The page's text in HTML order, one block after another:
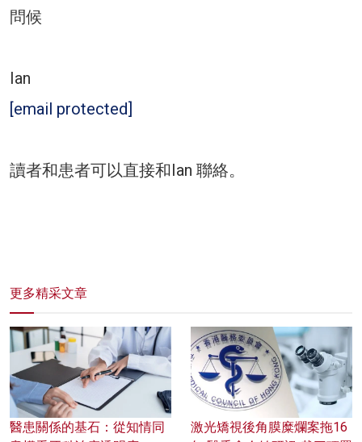
問候
Ian
[email protected]
讀者和患者可以直接和Ian 聯絡。
更多精采文章
醫患關係的基石：從知情同
激光矯視後角膜糜爛案拖16